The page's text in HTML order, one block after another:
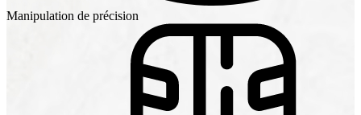
Manipulation de précision